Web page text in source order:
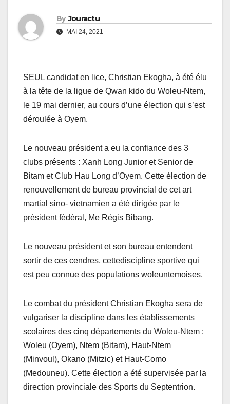
By Jouractu
MAI 24, 2021
SEUL candidat en lice, Christian Ekogha, à été élu
à la tête de la ligue de Qwan kido du Woleu-Ntem,
le 19 mai dernier, au cours d’une élection qui s’est
déroulée à Oyem.
Le nouveau président a eu la confiance des 3
clubs présents : Xanh Long Junior et Senior de
Bitam et Club Hau Long d’Oyem. Cette élection de
renouvellement de bureau provincial de cet art
martial sino- vietnamien a été dirigée par le
président fédéral, Me Régis Bibang.
Le nouveau président et son bureau entendent
sortir de ces cendres, cettediscipline sportive qui
est peu connue des populations woleuntemoises.
Le combat du président Christian Ekogha sera de
vulgariser la discipline dans les établissements
scolaires des cinq départements du Woleu-Ntem :
Woleu (Oyem), Ntem (Bitam), Haut-Ntem
(Minvoul), Okano (Mitzic) et Haut-Como
(Medouneu). Cette élection a été supervisée par la
direction provinciale des Sports du Septentrion.